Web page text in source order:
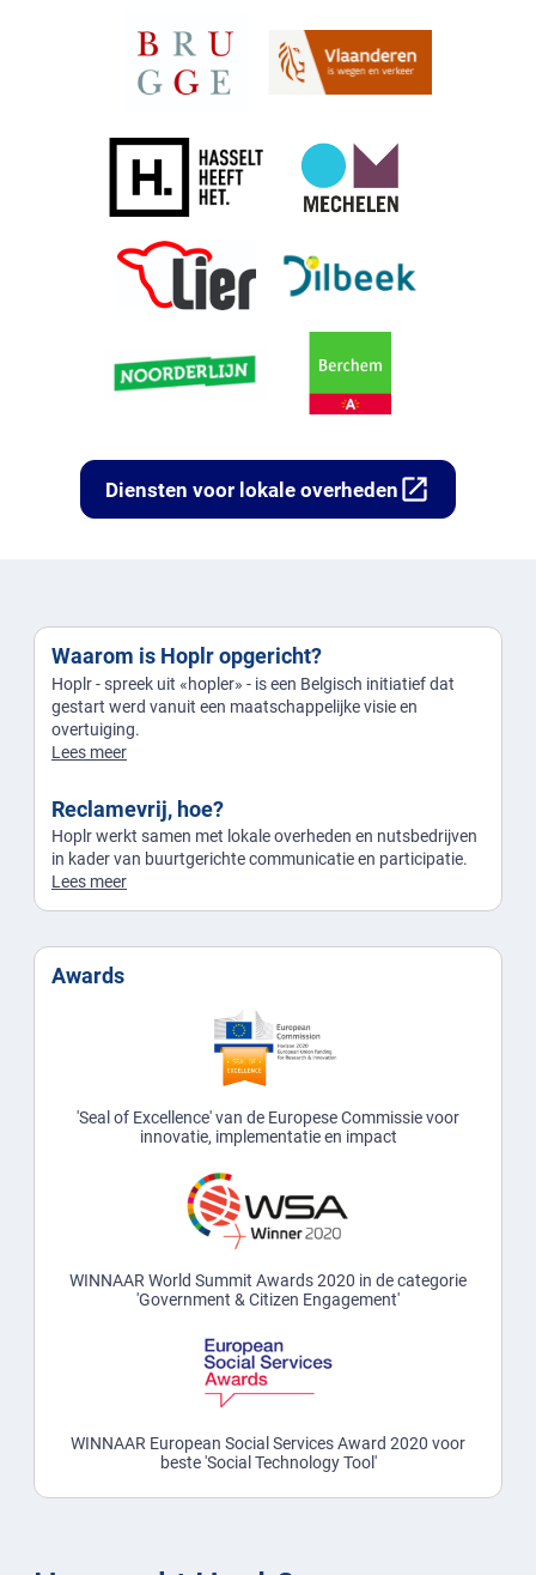
Diensten voor lokale overheden open_in_new
Waarom is Hoplr opgericht?
Hoplr - spreek uit «hopler» - is een Belgisch initiatief dat
gestart werd vanuit een maatschappelijke visie en
overtuiging.
Lees meer
Reclamevrij, hoe?
Hoplr werkt samen met lokale overheden en nutsbedrijven
in kader van buurtgerichte communicatie en participatie.
Lees meer
Awards
'Seal of Excellence' van de Europese Commissie voor
innovatie, implementatie en impact
WINNAAR World Summit Awards 2020 in de categorie
'Government & Citizen Engagement'
WINNAAR European Social Services Award 2020 voor
beste 'Social Technology Tool'